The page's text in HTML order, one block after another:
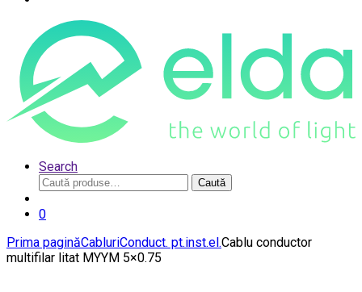
Search
Caută
după:
Caută
0
Prima paginăCabluriConduct. pt.inst.el.Cablu conductor
multifilar litat MYYM 5×0.75